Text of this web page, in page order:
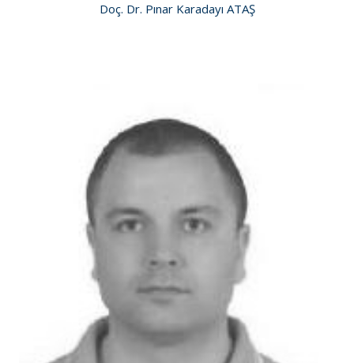
Doç. Dr. Pınar Karadayı ATAŞ